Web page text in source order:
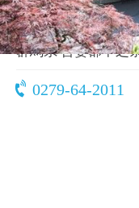
〒377-0601
群馬県 吾妻郡中之
0279-64-2011